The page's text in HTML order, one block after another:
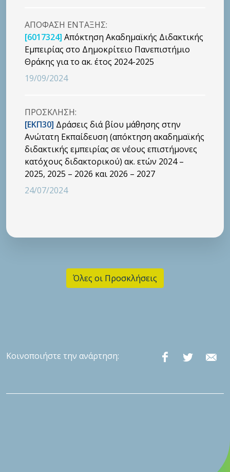
ΑΠΟΦΑΣΗ ΕΝΤΑΞΗΣ:
[6017324] Απόκτηση Ακαδημαϊκής Διδακτικής
Εμπειρίας στο Δημοκρίτειο Πανεπιστήμιο
Θράκης για το ακ. έτος 2024-2025
19/09/2024
ΠΡΟΣΚΛΗΣΗ:
[ΕΚΠ30] Δράσεις διά βίου μάθησης στην
Ανώτατη Εκπαίδευση (απόκτηση ακαδημαϊκής
διδακτικής εμπειρίας σε νέους επιστήμονες
κατόχους διδακτορικού) ακ. ετών 2024 –
2025, 2025 – 2026 και 2026 – 2027
24/07/2024
Όλες οι Προσκλήσεις
Κοινοποιήστε την ανάρτηση: